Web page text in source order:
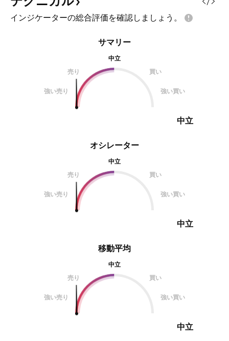
インジケーターの総合評価を確認しましょう。
オシレーター
中立
売り
買い
強い売り 強い買い
中立
サマリー
中立
売り
買い
強い売り 強い買い
中立
移動平均
中立
売り
買い
強い売り 強い買い
中立